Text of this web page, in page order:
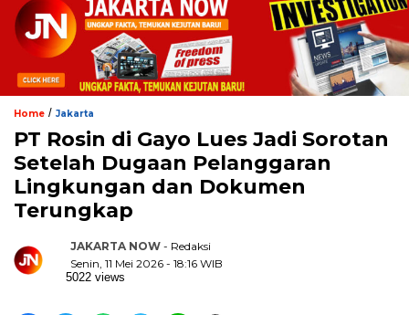
Home / Jakarta
PT Rosin di Gayo Lues Jadi Sorotan
Setelah Dugaan Pelanggaran
Lingkungan dan Dokumen
Terungkap
JAKARTA NOW - Redaksi
Senin, 11 Mei 2026 - 18:16 WIB
5022 views